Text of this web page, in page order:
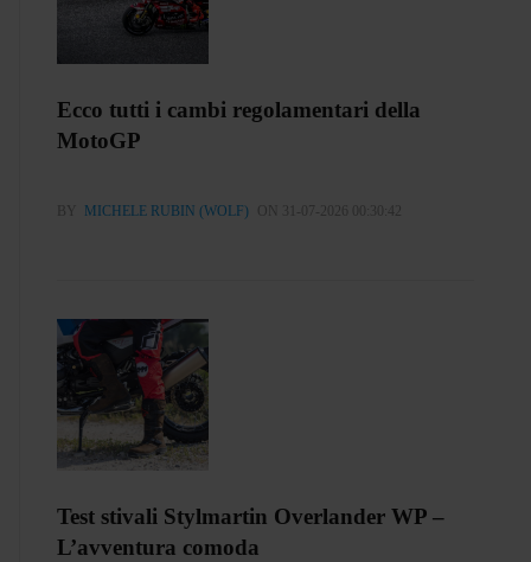
Ecco tutti i cambi regolamentari della
MotoGP
BY MICHELE RUBIN (WOLF) ON 31-07-2026 00:30:42
Test stivali Stylmartin Overlander WP –
L’avventura comoda